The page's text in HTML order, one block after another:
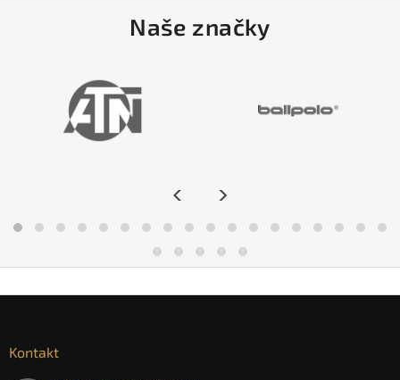
Naše značky
< >
Kontakt